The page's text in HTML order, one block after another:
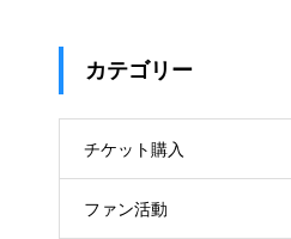
カテゴリー
チケット購入
ファン活動